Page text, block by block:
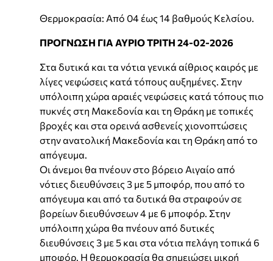
Θερμοκρασία: Από 04 έως 14 βαθμούς Κελσίου.
ΠΡΟΓΝΩΣΗ ΓΙΑ ΑΥΡΙΟ ΤΡΙΤΗ 24-02-2026
Στα δυτικά και τα νότια γενικά αίθριος καιρός με
λίγες νεφώσεις κατά τόπους αυξημένες. Στην
υπόλοιπη χώρα αραιές νεφώσεις κατά τόπους πιο
πυκνές στη Μακεδονία και τη Θράκη με τοπικές
βροχές και στα ορεινά ασθενείς χιονοπτώσεις
στην ανατολική Μακεδονία και τη Θράκη από το
απόγευμα.
Οι άνεμοι θα πνέουν στο βόρειο Αιγαίο από
νότιες διευθύνσεις 3 με 5 μποφόρ, που από το
απόγευμα και από τα δυτικά θα στραφούν σε
βορείων διευθύνσεων 4 με 6 μποφόρ. Στην
υπόλοιπη χώρα θα πνέουν από δυτικές
διευθύνσεις 3 με 5 και στα νότια πελάγη τοπικά 6
μποφόρ. Η θερμοκρασία θα σημειώσει μικρή